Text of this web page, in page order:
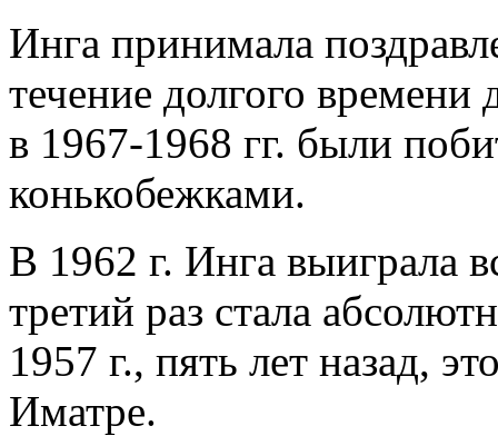
Инга принимала
течение долгого
в 1967-1968 гг. были
конькобежками.
В 1962 г. Инга выиграла
третий раз стала
1957 г., пять лет назад,
Иматре.